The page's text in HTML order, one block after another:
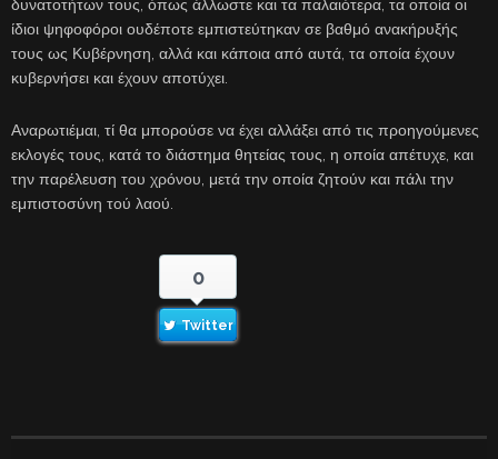
δυνατοτήτων τους, όπως άλλωστε και τα παλαιότερα, τα οποία οι
ίδιοι ψηφοφόροι ουδέποτε εμπιστεύτηκαν σε βαθμό ανακήρυξής
τους ως Κυβέρνηση, αλλά και κάποια από αυτά, τα οποία έχουν
κυβερνήσει και έχουν αποτύχει.
Αναρωτιέμαι, τί θα μπορούσε να έχει αλλάξει από τις προηγούμενες
εκλογές τους, κατά το διάστημα θητείας τους, η οποία απέτυχε, και
την παρέλευση του χρόνου, μετά την οποία ζητούν και πάλι την
εμπιστοσύνη τού λαού.
0
Twitter